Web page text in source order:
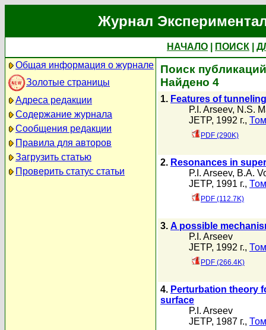
Журнал
НАЧАЛО ПОИСК
Общая информация о журнале
Золотые страницы
Адреса редакции
Содержание журнала
Сообщения редакции
Правила для авторов
Загрузить статью
Проверить статус статьи
Поиск
Найдено 4
1. Features of
P.I. Arseev, N.S.
JETP, 1992 г.,
PDF (290K)
2. Resonances in
P.I. Arseev, B.A.
JETP, 1991 г.,
PDF (112.7K)
3. A possible
P.I. Arseev
JETP, 1992 г.,
PDF (266.4K)
4. Perturbation theory
surface
P.I. Arseev
JETP, 1987 г.,